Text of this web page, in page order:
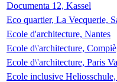
Documenta 12, Kassel
Eco quartier, La Vecquerie,
Ecole d'architecture, Nantes
Ecole d\'architecture,
Ecole d\'architecture, Paris
Ecole inclusive